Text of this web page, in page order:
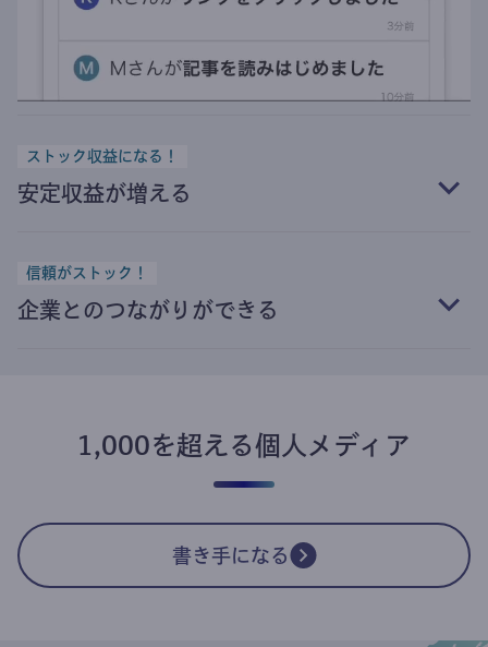
ストック収益になる！
安定収益が増える
信頼がストック！
企業とのつながりができる
1,000を超える個人メディア
書き手になる